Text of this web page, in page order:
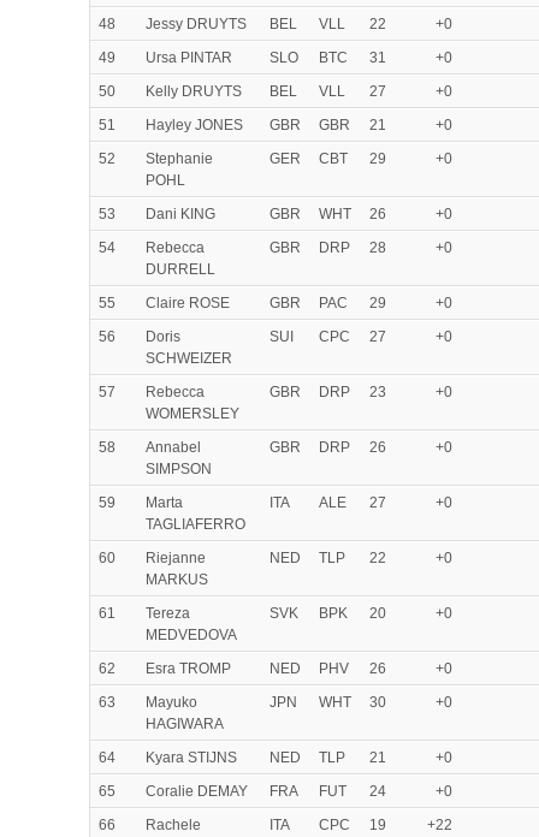
48 Jessy DRUYTS BEL VLL 22
+0
49
Ursa PINTAR SLO BTC 31
+0
50
Kelly DRUYTS BEL VLL 27
+0
51
Hayley JONES GBR GBR 21
+0
52
Stephanie
POHL
GER CBT 29 +0
53 Dani KING GBR WHT 26
+0
54
Rebecca
DURRELL
GBR DRP 28 +0
55 Claire ROSE GBR PAC 29
+0
56
Doris
SCHWEIZER
SUI CPC 27 +0
57
Rebecca
WOMERSLEY
GBR DRP 23 +0
58
Annabel
SIMPSON
GBR DRP 26 +0
59
Marta
TAGLIAFERRO
ITA ALE 27 +0
60
Riejanne
MARKUS
NED TLP 22 +0
61
Tereza
MEDVEDOVA
SVK BPK 20 +0
62 Esra TROMP NED PHV 26
+0
63
Mayuko
HAGIWARA
JPN WHT 30 +0
64 Kyara STIJNS NED TLP 21
+0
65
Coralie DEMAY FRA FUT 24
+0
66
Rachele ITA CPC 19 +22